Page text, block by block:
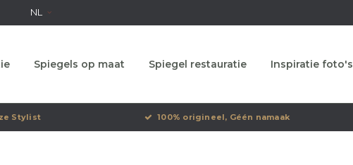
NL
Spiegels op maat Spiegel restauratie Inspiratie foto's
Stylist 100% origineel, Géén namaak